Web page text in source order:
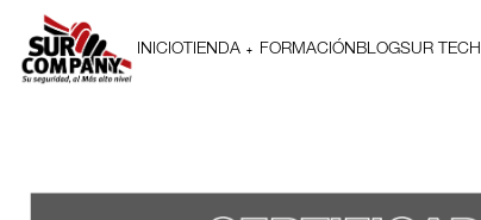
INICIO TIENDA FORMACIÓNBLOGSUR TECH